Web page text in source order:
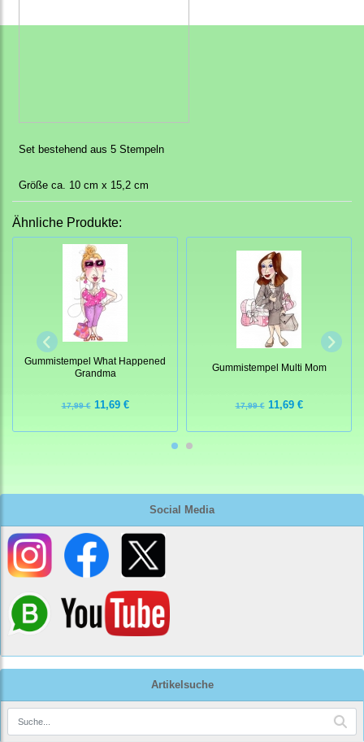
Social Media
Artikelsuche
Set bestehend aus 5 Stempeln
Größe ca. 10 cm x 15,2 cm
Ähnliche Produkte:
Gummistempel What Happened
Grandma
17,99 €11,69 €
Gummistempel Multi Mom
17,99 €11,69 €